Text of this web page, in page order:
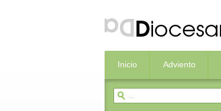
Inicio Adviento